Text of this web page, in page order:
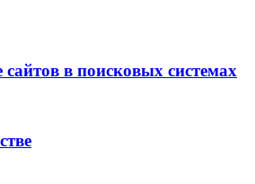
в поисковых системах